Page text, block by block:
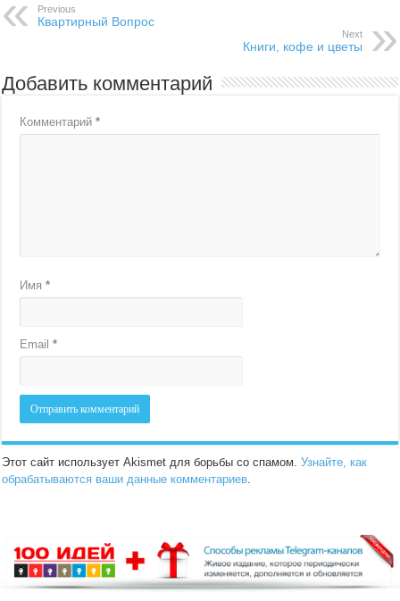
Previous
Квартирный Вопрос
Next
Книги, кофе и цветы
Добавить комментарий
Комментарий*
Имя*
Email*
Этот сайт использует Akismet для борьбы со спамом.Узнайте, как
обрабатываются ваши данные комментариев.